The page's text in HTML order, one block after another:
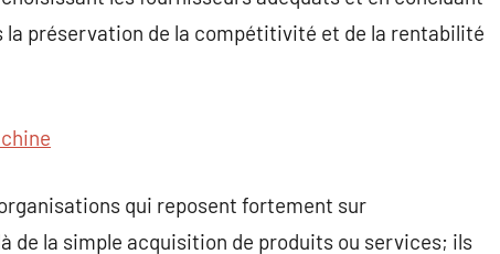
préservation de la compétitivité et de la rentabilité
qui reposent fortement sur
de la simple acquisition de produits ou services; ils